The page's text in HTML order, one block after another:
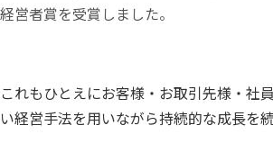
経営者賞を受賞しました。
これもひとえにお客様・お取引先様・社
い経営手法を用いながら持続的な成長を